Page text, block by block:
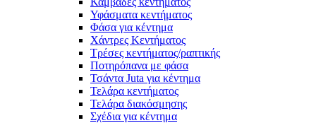
Υφάσματα κεντήματος
Φάσα για κέντημα
Χάντρες Κεντήματος
Τρέσες κεντήματος/ραπτικής
Ποτηρόπανα με φάσα
Τσάντα Juta για κέντημα
Τελάρα κεντήματος
Τελάρα διακόσμησης
Σχέδια για κέντημα